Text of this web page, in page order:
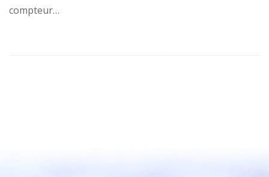
compteur…